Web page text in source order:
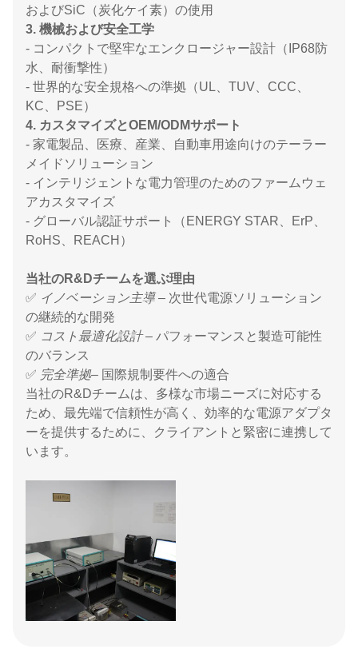
およびSiC（炭化ケイ素）の使用
3. 機械および安全工学
- コンパクトで堅牢なエンクロージャー設計（IP68防
水、耐衝撃性）
- 世界的な安全規格への準拠（UL、TUV、CCC、
KC、PSE）
4. カスタマイズとOEM/ODMサポート
- 家電製品、医療、産業、自動車用途向けのテーラー
メイドソリューション
- インテリジェントな電力管理のためのファームウェ
アカスタマイズ
- グローバル認証サポート（ENERGY STAR、ErP、
RoHS、REACH）
当社のR&Dチームを選ぶ理由
✅ イノベーション主導– 次世代電源ソリューション
の継続的な開発
✅ コスト最適化設計– パフォーマンスと製造可能性
のバランス
✅ 完全準拠– 国際規制要件への適合
当社のR&Dチームは、多様な市場ニーズに対応する
ため、最先端で信頼性が高く、効率的な電源アダプタ
ーを提供するために、クライアントと緊密に連携して
います。